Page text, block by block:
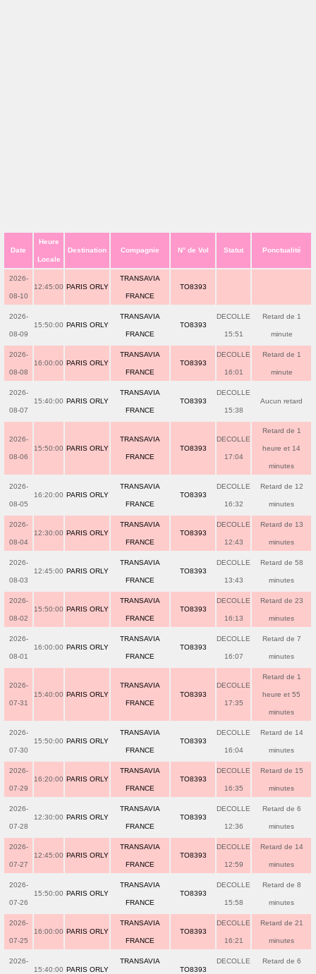
Date
Heure
Locale
Destination Compagnie N° de Vol Statut Ponctualité
2026-
08-10
12:45:00 PARIS ORLY
TRANSAVIA
FRANCE
TO8393
2026-
08-09
15:50:00 PARIS ORLY
TRANSAVIA
FRANCE
TO8393
DECOLLE
15:51
Retard de 1
minute
2026-
08-08
16:00:00 PARIS ORLY
TRANSAVIA
FRANCE
TO8393
DECOLLE
16:01
Retard de 1
minute
2026-
08-07
15:40:00 PARIS ORLY
TRANSAVIA
FRANCE
TO8393
DECOLLE
15:38
Aucun retard
2026-
08-06
15:50:00 PARIS ORLY
TRANSAVIA
FRANCE
TO8393
DECOLLE
17:04
Retard de 1
heure et 14
minutes
2026-
08-05
16:20:00 PARIS ORLY
TRANSAVIA
FRANCE
TO8393
DECOLLE
16:32
Retard de 12
minutes
2026-
08-04
12:30:00 PARIS ORLY
TRANSAVIA
FRANCE
TO8393
DECOLLE
12:43
Retard de 13
minutes
2026-
08-03
12:45:00 PARIS ORLY
TRANSAVIA
FRANCE
TO8393
DECOLLE
13:43
Retard de 58
minutes
2026-
08-02
15:50:00 PARIS ORLY
TRANSAVIA
FRANCE
TO8393
DECOLLE
16:13
Retard de 23
minutes
2026-
08-01
16:00:00 PARIS ORLY
TRANSAVIA
FRANCE
TO8393
DECOLLE
16:07
Retard de 7
minutes
2026-
07-31
15:40:00 PARIS ORLY
TRANSAVIA
FRANCE
TO8393
DECOLLE
17:35
Retard de 1
heure et 55
minutes
2026-
07-30
15:50:00 PARIS ORLY
TRANSAVIA
FRANCE
TO8393
DECOLLE
16:04
Retard de 14
minutes
2026-
07-29
16:20:00 PARIS ORLY
TRANSAVIA
FRANCE
TO8393
DECOLLE
16:35
Retard de 15
minutes
2026-
07-28
12:30:00 PARIS ORLY
TRANSAVIA
FRANCE
TO8393
DECOLLE
12:36
Retard de 6
minutes
2026-
07-27
12:45:00 PARIS ORLY
TRANSAVIA
FRANCE
TO8393
DECOLLE
12:59
Retard de 14
minutes
2026-
07-26
15:50:00 PARIS ORLY
TRANSAVIA
FRANCE
TO8393
DECOLLE
15:58
Retard de 8
minutes
2026-
07-25
16:00:00 PARIS ORLY
TRANSAVIA
FRANCE
TO8393
DECOLLE
16:21
Retard de 21
minutes
2026-
15:40:00 PARIS ORLY
TRANSAVIA
TO8393
DECOLLE Retard de 6